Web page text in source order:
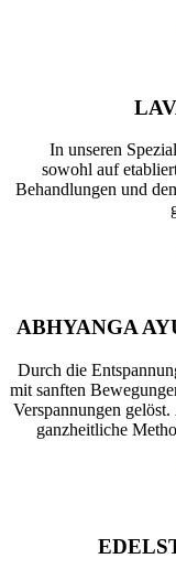
In unseren
sowohl auf
Behandlungen und
ABHYANGA
Durch die
mit sanften
Verspannungen
ganzheitliche